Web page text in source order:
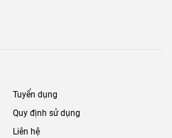
Tuyển dụng
Quy định sử dụng
Liên hệ